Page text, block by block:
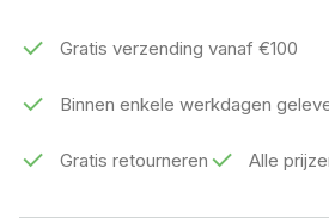
Gratis verzending vanaf €100
Binnen enkele werkdagen
Gratis retourneren Alle